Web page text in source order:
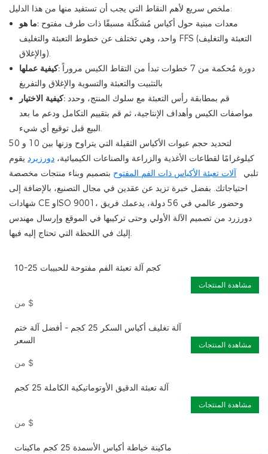
ملخص سريع لأهم النقاط التي يجب أن تستفيد منها من هذا الدليل:
ما هو: معدات مبنية حول أكياس مُشكّلة مسبقًا ذات طرف مفتوح
واحد، وهي تختلف عن خطوط التعبئة والتغليف FFS (التعبئة والتغليف
والإغلاق).
كيفية عملها: دورة مُحكمة من 7 خطوات تبدأ من التقاط الكيس مروراً
بالتثبيت والتعبئة والتسوية والإغلاق والتفريغ
كيفية الاختيار: قم بمطابقة رأس التعبئة مع سلوك المنتج، وحدد
مواصفات الكيس وأهداف الإنتاجية، ثم قم بتقييم التكامل ودعم ما بعد
البيع قبل توقيع أي شيء.
لتحديد حجم عبوات الأكياس الثقيلة التي يتراوح وزنها بين 10 و 50
كيلوغرامًا لقطاعات الأغذية والزراعة والصناعات الكيميائية، دورزيرد يقوم
بتصميم وبناء منتجات مخصصة آلات تعبئة الأكياس ذات الفم المفتوح
احتياجاتك. بفضل خبرة تزيد عن عقدين في مجال التصنيع، بالإضافة إلى
شهادات CE وISO 9001، وحضور عالمي في 56 دولة، يدعمك فريق
دورزرد من تصميم الآلة الأولي وحتى تركيبها في الموقع وإرسال مهندس
إليك في اللحظة التي تحتاج إليه فيها.
10-25 كجم آلة تعبئة الفم مفتوحة للحبيبات
$
مشاهدة المنتجات
آلة تغليف أكياس السكر 25 كجم - أفضل آلة ختم
السعر
$
مشاهدة المنتجات
آلة تعبئة الدقيق الأوتوماتيكية الكاملة 25 كجم
$
مشاهدة المنتجات
ماكينة خياطة أكياس الأسمدة 25 كجم ماكينات